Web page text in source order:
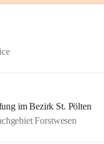
im Bezirk St. Pölten
Forstwesen